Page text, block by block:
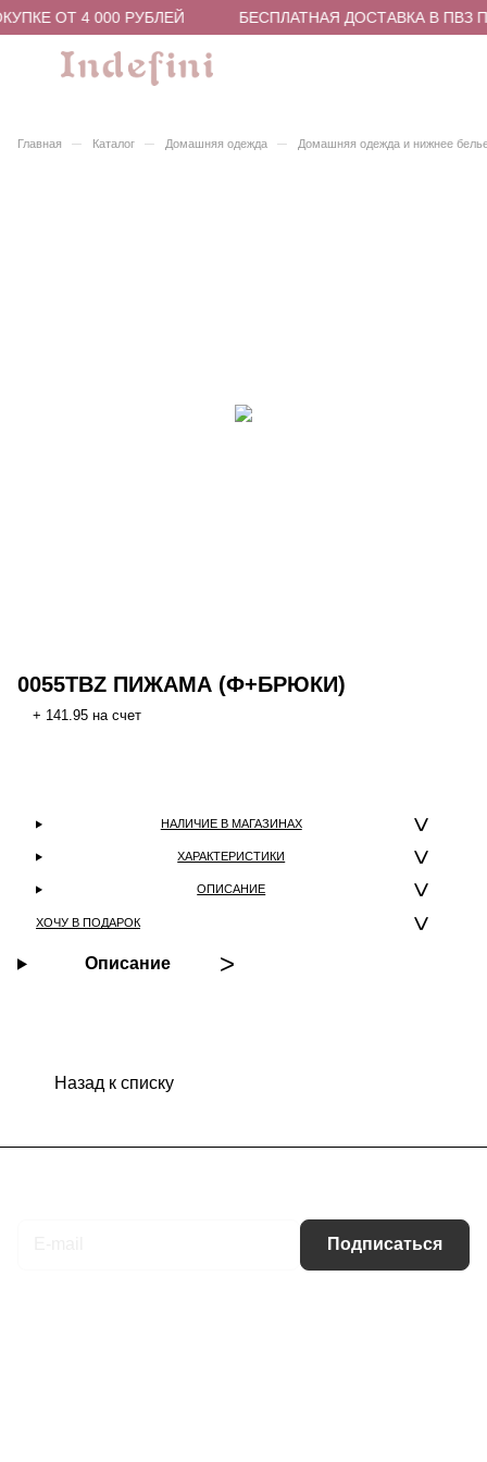
ОТ 4 000 РУБЛЕЙ БЕСПЛАТНАЯ ДОСТАВКА В ПВЗ
Главная – Каталог – Домашняя одежда – Домашняя одежда и нижнее
0055TBZ ПИЖАМА (Ф+БРЮКИ)
+ 141.95 на счет
НАЛИЧИЕ В МАГАЗИНАХ
ХАРАКТЕРИСТИКИ
ОПИСАНИЕ
ХОЧУ В ПОДАРОК
Описание
Назад к списку
Подписаться